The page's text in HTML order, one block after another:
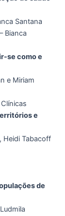
Santana
Bianca
se como e
e Miriam
e
Heidi Tabacoff
de